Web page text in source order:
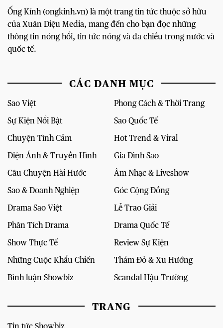
Ống Kính (ongkinh.vn) là một trang tin tức thuộc sở hữu
của Xuân Diệu Media, mang đến cho bạn đọc những
thông tin nóng hổi, tin tức nóng và đa chiều trong nước và
quốc tế.
CÁC DANH MỤC
Sao Việt
Phong Cách & Thời Trang
Sự Kiện Nổi Bật
Sao Quốc Tế
Chuyện Tình Cảm
Hot Trend & Viral
Điện Ảnh & Truyền Hình
Gia Đình Sao
Câu Chuyện Hài Hước
Âm Nhạc & Liveshow
Sao & Doanh Nghiệp
Góc Cộng Đồng
Drama Sao Việt
Lễ Trao Giải
Phân Tích Drama
Drama Quốc Tế
Show Thực Tế
Review Sự Kiện
Những Cuộc Khẩu Chiến
Thảm Đỏ & Xu Hướng
Bình luận Showbiz
Scandal Hậu Trường
TRANG